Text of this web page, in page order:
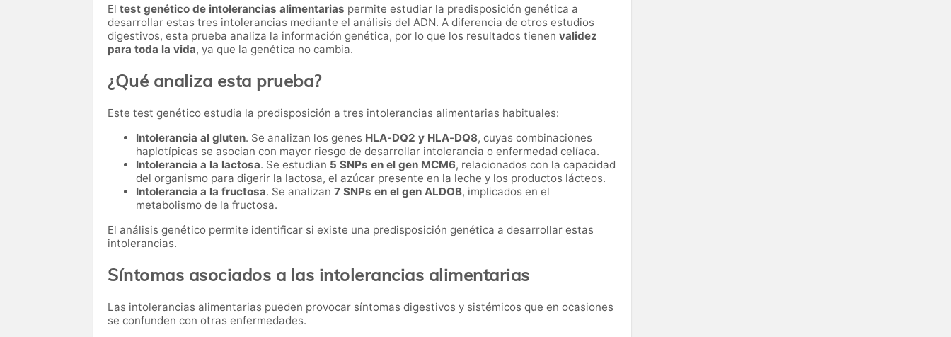
El test genético de intolerancias alimentarias permite estudiar la predisposición genética a
desarrollar estas tres intolerancias mediante el análisis del ADN. A diferencia de otros estudios
digestivos, esta prueba analiza la información genética, por lo que los resultados tienen validez
para toda la vida, ya que la genética no cambia.
¿Qué analiza esta prueba?
Este test genético estudia la predisposición a tres intolerancias alimentarias habituales:
Intolerancia al gluten. Se analizan los genes HLA-DQ2 y HLA-DQ8, cuyas combinaciones
haplotípicas se asocian con mayor riesgo de desarrollar intolerancia o enfermedad celíaca.
Intolerancia a la lactosa. Se estudian 5 SNPs en el gen MCM6, relacionados con la capacidad
del organismo para digerir la lactosa, el azúcar presente en la leche y los productos lácteos.
Intolerancia a la fructosa. Se analizan 7 SNPs en el gen ALDOB, implicados en el
metabolismo de la fructosa.
El análisis genético permite identificar si existe una predisposición genética a desarrollar estas
intolerancias.
Síntomas asociados a las intolerancias alimentarias
Las intolerancias alimentarias pueden provocar síntomas digestivos y sistémicos que en ocasiones
se confunden con otras enfermedades.